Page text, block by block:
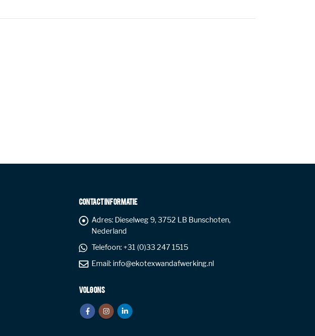
CONTACT INFORMATIE
Adres: Dieselweg 9, 3752 LB Bunschoten,
Nederland
Telefoon: +31 (0)33 247 1515
Email: info@ekotexwandafwerking.nl
VOLG ONS